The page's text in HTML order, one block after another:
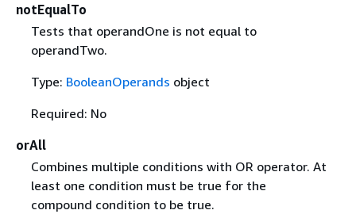
notEqualTo
Tests that operandOne is not equal to
operandTwo.
Type: BooleanOperands object
Required: No
orAll
Combines multiple conditions with OR operator. At
least one condition must be true for the
compound condition to be true.